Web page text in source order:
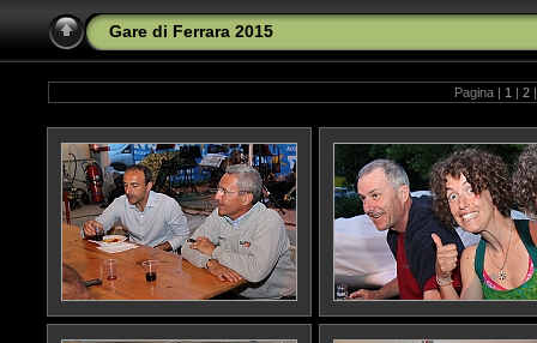
Gare di Ferrara 2015
Pagina | 1 | 2 |